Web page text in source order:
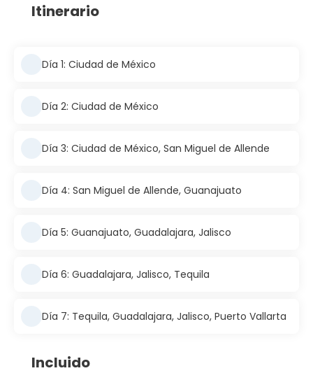
Itinerario
Día 1: Ciudad de México
Día 2: Ciudad de México
Día 3: Ciudad de México, San Miguel de Allende
Día 4: San Miguel de Allende, Guanajuato
Día 5: Guanajuato, Guadalajara, Jalisco
Día 6: Guadalajara, Jalisco, Tequila
Día 7: Tequila, Guadalajara, Jalisco, Puerto Vallarta
Incluido